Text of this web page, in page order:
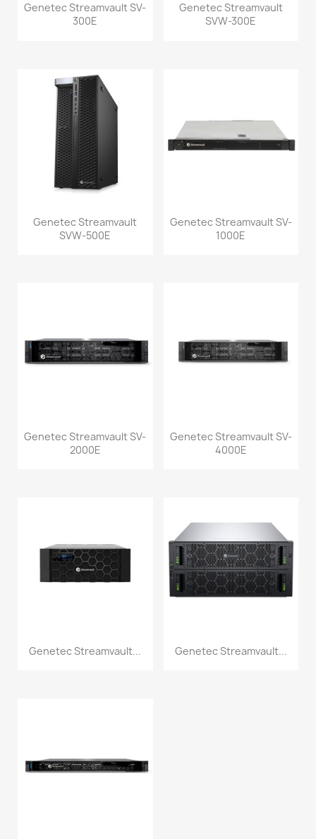
Genetec Streamvault SV-
300E
Genetec Streamvault
SVW-300E
Genetec Streamvault
SVW-500E
Genetec Streamvault SV-
1000E
Genetec Streamvault SV-
2000E
Genetec Streamvault SV-
4000E
Genetec Streamvault... Genetec Streamvault...